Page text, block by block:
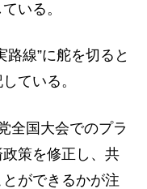
いる。
路線”に舵を切ると
ている。
全国大会でのプラ
策を修正し、共
ができるかが注